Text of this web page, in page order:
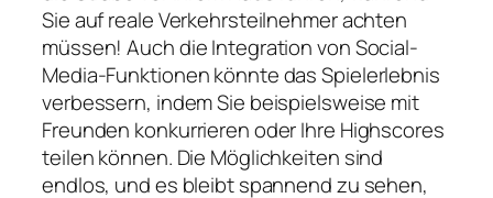
Sie auf reale Verkehrsteilnehmer achten
müssen! Auch die Integration von Social-
Media-Funktionen könnte das Spielerlebnis
verbessern, indem Sie beispielsweise mit
Freunden konkurrieren oder Ihre Highscores
teilen können. Die Möglichkeiten sind
endlos, und es bleibt spannend zu sehen,